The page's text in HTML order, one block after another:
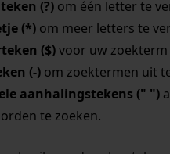
(?)om één letter te
(*)om meer letters te
($)voor uw zoekterm
(-)om zoektermen uit
aanhalingstekens (" ")
te zoeken.